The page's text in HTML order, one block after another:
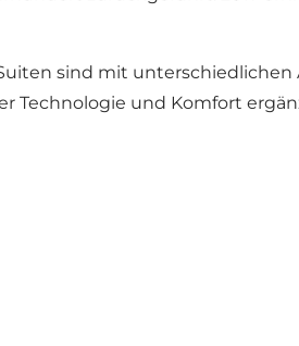
sind mit
Technologie und Komfort